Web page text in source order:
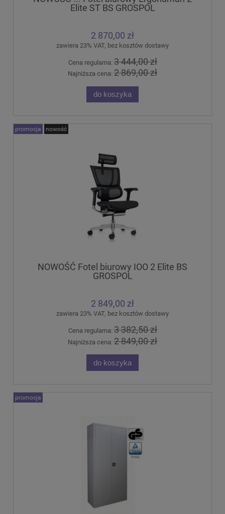
Elite ST BS GROSPOL
2 870,00 zł
zawiera 23% VAT, bez kosztów dostawy
Cena regularna:3 444,00 zł
Najniższa cena: 2 869,00 zł
do koszyka
NOWOŚĆ Fotel biurowy IOO 2 Elite BS
GROSPOL
2 849,00 zł
zawiera 23% VAT, bez kosztów dostawy
Cena regularna:3 382,50 zł
Najniższa cena: 2 849,00 zł
do koszyka
promocja nowość
promocja